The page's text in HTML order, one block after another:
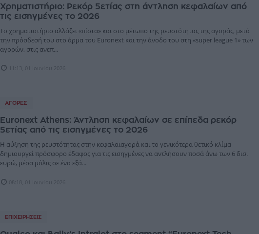
Χρηματιστήριο: Ρεκόρ 5ετίας στη άντληση κεφαλαίων από
τις εισηγμένες το 2026
Το χρηματιστήριο αλλάζει «πίστα» και στο μέτωπο της ρευστότητας της αγοράς, μετά
την πρόσδεσή του στο άρμα του Euronext και την άνοδο του στη «super league 1» των
αγορών, στις ανεπ...
11:13, 01 Ιουνίου 2026
ΑΓΟΡΈΣ
Euronext Athens: Άντληση κεφαλαίων σε επίπεδα ρεκόρ
5ετίας από τις εισηγμένες το 2026
Η αύξηση της ρευστότητας στην κεφαλαιαγορά και το γενικότερα θετικό κλίμα
δημιουργεί πρόσφορο έδαφος για τις εισηγμένες να αντλήσουν ποσά άνω των 6 δισ.
ευρώ, μέσα μόλις σε ένα εξά...
08:18, 01 Ιουνίου 2026
ΕΠΙΧΕΙΡΉΣΕΙΣ